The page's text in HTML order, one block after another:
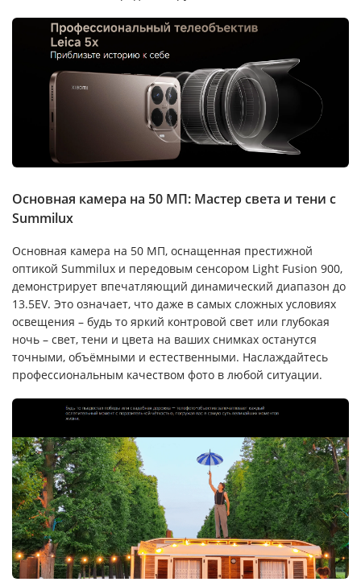
Основная камера на 50 МП: Мастер света и тени с
Summilux
Основная камера на 50 МП, оснащенная престижной
оптикой Summilux и передовым сенсором Light Fusion 900,
демонстрирует впечатляющий динамический диапазон до
13.5EV. Это означает, что даже в самых сложных условиях
освещения – будь то яркий контровой свет или глубокая
ночь – свет, тени и цвета на ваших снимках останутся
точными, объёмными и естественными. Наслаждайтесь
профессиональным качеством фото в любой ситуации.